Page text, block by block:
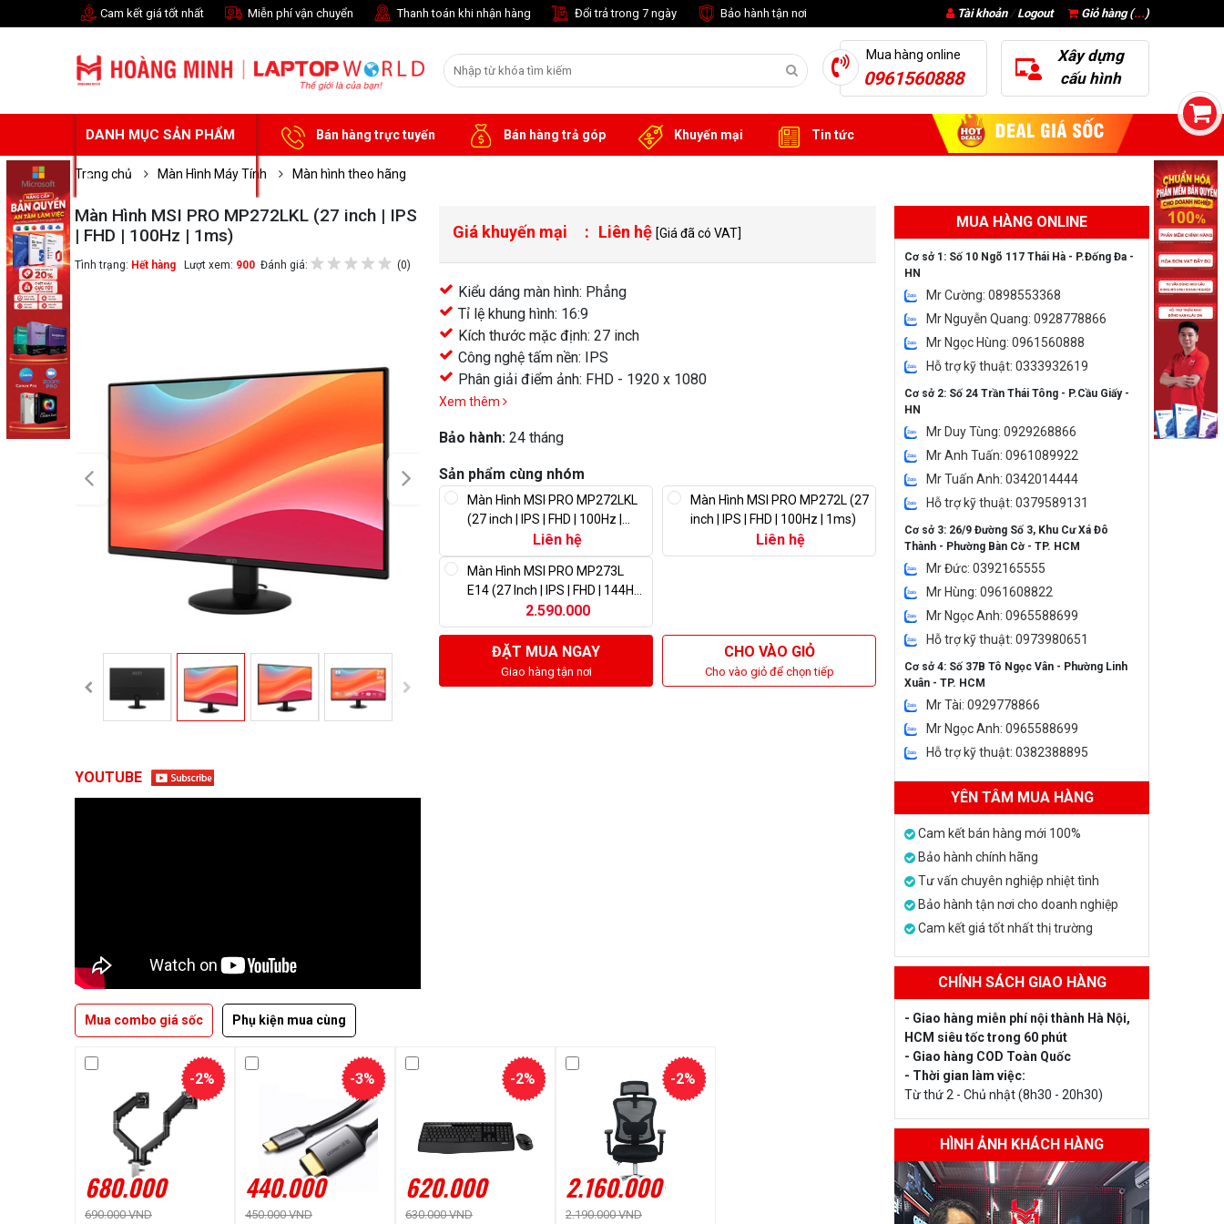
Cam kết giá tốt nhất Miễn phí vận chuyển Thanh toán khi nhận hàng Đổi trả trong 7 ngày Bảo hành tận nơi Giỏ hàng (...)
Tài khoản/ Logout
Mua hàng online
0961560888
Xây dựng
cấu hình
DANH MỤC SẢN PHẨM Bán hàng trực tuyến Bán hàng trả góp Khuyến mại Tin tức
Trang chủ Màn Hình Máy Tính Màn hình theo hãng
Màn Hình MSI PRO MP272LKL (27 inch | IPS
| FHD | 100Hz | 1ms)
Tình trạng: Hết hàng Lượt xem: 900 Đánh giá: (0)
YOUTUBE
Giá khuyến mại Liên hệ [Giá đã có VAT]
Kiểu dáng màn hình: Phẳng
Tỉ lệ khung hình: 16:9
Kích thước mặc định: 27 inch
Công nghệ tấm nền: IPS
Phân giải điểm ảnh: FHD - 1920 x 1080
Xem thêm
Bảo hành: 24 tháng
Sản phẩm cùng nhóm
Màn Hình MSI PRO MP272LKL
(27 inch | IPS | FHD | 100Hz |
Liên hệ
Màn Hình MSI PRO MP272L (27
inch | IPS | FHD | 100Hz | 1ms)
Liên hệ
Màn Hình MSI PRO MP273L
E14 (27 Inch | IPS | FHD | 144Hz |
2.590.000
ĐẶT MUA NGAY
Giao hàng tận nơi
CHO VÀO GIỎ
Cho vào giỏ để chọn tiếp
Mua combo giá sốc Phụ kiện mua cùng
680.000
690.000 VND
-2%
440.000
450.000 VND
-3%
620.000
630.000 VND
-2%
2.160.000
2.190.000 VND
-2%
Chọn mua sản phẩm khác
MUA HÀNG ONLINE
Cơ sở 1: Số 10 Ngõ 117 Thái Hà - P.Đống Đa -
HN
Mr Cường: 0898553368
Mr Nguyễn Quang: 0928778866
Mr Ngọc Hùng: 0961560888
Hỗ trợ kỹ thuật: 0333932619
Cơ sở 2: Số 24 Trần Thái Tông - P.Cầu Giấy -
HN
Mr Duy Tùng: 0929268866
Mr Anh Tuấn: 0961089922
Mr Tuấn Anh: 0342014444
Hỗ trợ kỹ thuật: 0379589131
Cơ sở 3: 26/9 Đường Số 3, Khu Cư Xá Đô
Thành - Phường Bàn Cờ - TP. HCM
Mr Đức: 0392165555
Mr Hùng: 0961608822
Mr Ngọc Anh: 0965588699
Hỗ trợ kỹ thuật: 0973980651
Cơ sở 4: Số 37B Tô Ngọc Vân - Phường Linh
Xuân - TP. HCM
Mr Tài: 0929778866
Mr Ngọc Anh: 0965588699
Hỗ trợ kỹ thuật: 0382388895
YÊN TÂM MUA HÀNG
Cam kết bán hàng mới 100%
Bảo hành chính hãng
Tư vấn chuyên nghiệp nhiệt tình
Bảo hành tận nơi cho doanh nghiệp
Cam kết giá tốt nhất thị trường
CHÍNH SÁCH GIAO HÀNG
- Giao hàng miễn phí nội thành Hà Nội,
HCM siêu tốc trong 60 phút
- Giao hàng COD Toàn Quốc
- Thời gian làm việc:
Từ thứ 2 - Chủ nhật (8h30 - 20h30)
HÌNH ẢNH KHÁCH HÀNG